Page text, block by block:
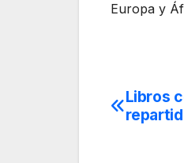
Europa y
Libros